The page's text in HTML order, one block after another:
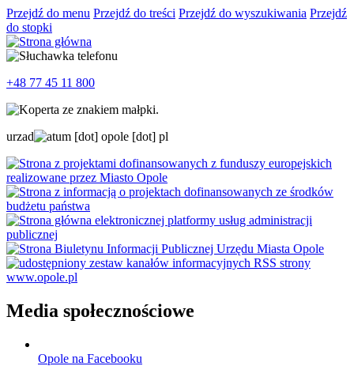
Przejdź do menu Przejdź do treści Przejdź do wyszukiwania Przejdź
do stopki
+48 77 45 11 800
urzad um [dot] opole [dot] pl
Media społecznościowe
Opole na Facebooku